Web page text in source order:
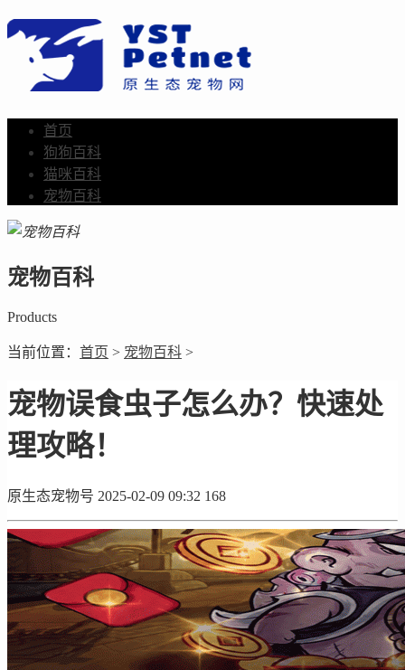
首页
狗狗百科
猫咪百科
宠物百科
宠物百科
Products
当前位置： 首页 > 宠物百科 >
宠物误食虫子怎么办？快速处
理攻略！
原生态宠物号 2025-02-09 09:32 168